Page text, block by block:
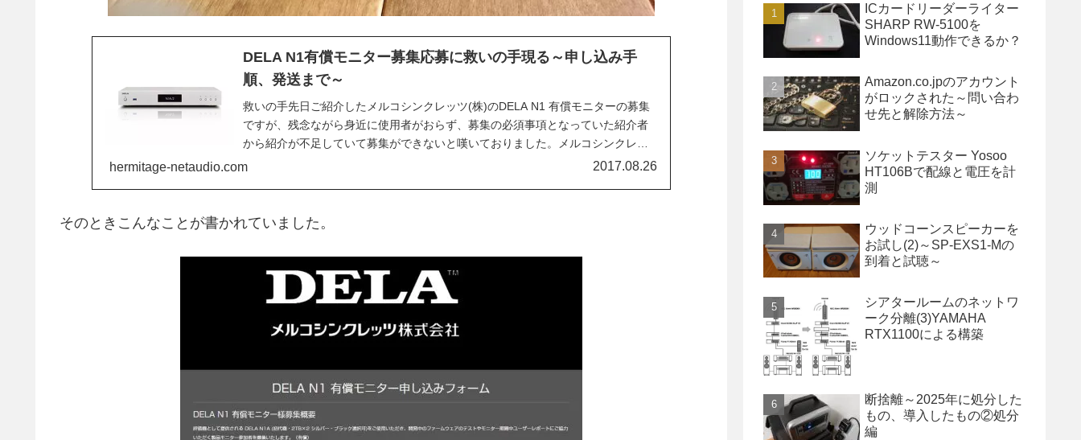
DELA N1有償モニター募集応募に救いの手現る～申し込み手
順、発送まで～
救いの手先日ご紹介したメルコシンクレッツ(株)のDELA N1 有償モニターの募集
ですが、残念ながら身近に使用者がおらず、募集の必須事項となっていた紹介者
から紹介が不足していて募集ができないと嘆いておりました。メルコシンクレッ
ツ(株)さんに...
hermitage-netaudio.com 2017.08.26
そのときこんなことが書かれていました。
ICカードリーダーライター
SHARP RW-5100を
Windows11動作できるか？
Amazon.co.jpのアカウント
がロックされた～問い合わ
せ先と解除方法～
ソケットテスター Yosoo
HT106Bで配線と電圧を計
測
ウッドコーンスピーカーを
お試し(2)～SP-EXS1-Mの
到着と試聴～
シアタールームのネットワ
ーク分離(3)YAMAHA
RTX1100による構築
断捨離～2025年に処分した
もの、導入したもの②処分
編